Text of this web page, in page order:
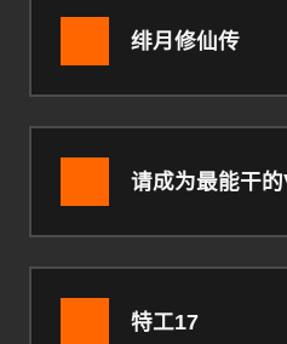
绯月修仙传
请成为最能干的
特工17